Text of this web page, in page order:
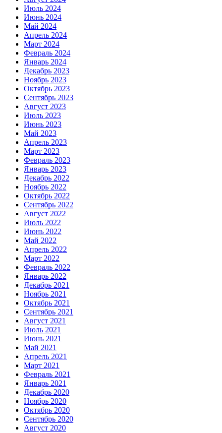
Июль 2024
Июнь 2024
Май 2024
Апрель 2024
Март 2024
Февраль 2024
Январь 2024
Декабрь 2023
Ноябрь 2023
Октябрь 2023
Сентябрь 2023
Август 2023
Июль 2023
Июнь 2023
Май 2023
Апрель 2023
Март 2023
Февраль 2023
Январь 2023
Декабрь 2022
Ноябрь 2022
Октябрь 2022
Сентябрь 2022
Август 2022
Июль 2022
Июнь 2022
Май 2022
Апрель 2022
Март 2022
Февраль 2022
Январь 2022
Декабрь 2021
Ноябрь 2021
Октябрь 2021
Сентябрь 2021
Август 2021
Июль 2021
Июнь 2021
Май 2021
Апрель 2021
Март 2021
Февраль 2021
Январь 2021
Декабрь 2020
Ноябрь 2020
Октябрь 2020
Сентябрь 2020
Август 2020